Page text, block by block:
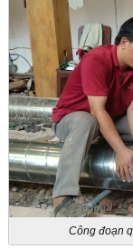
Công đoạn